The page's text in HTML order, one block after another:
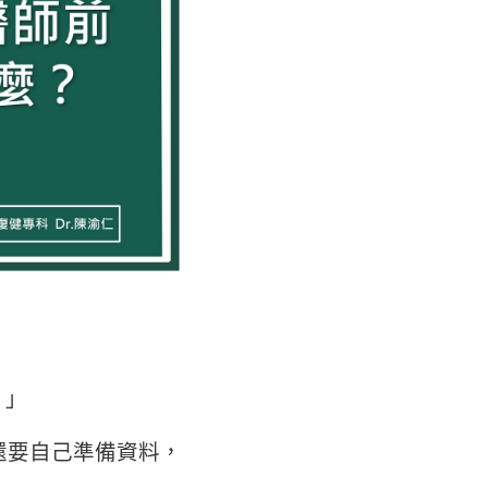
自己準備資料，